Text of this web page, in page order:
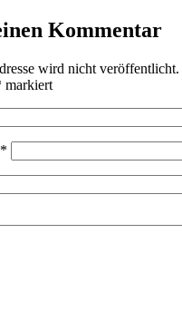
Kommentar
wird nicht veröffentlicht.
markiert
*